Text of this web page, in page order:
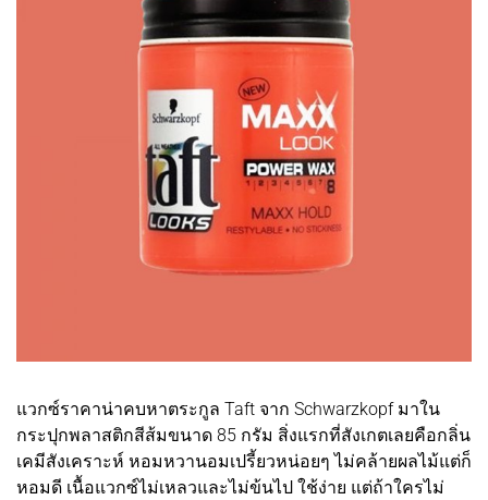
แวกซ์ราคาน่าคบหาตระกูล Taft จาก Schwarzkopf มาใน
กระปุกพลาสติกสีส้มขนาด 85 กรัม สิ่งแรกที่สังเกตเลยคือกลิ่น
เคมีสังเคราะห์ หอมหวานอมเปรี้ยวหน่อยๆ ไม่คล้ายผลไม้แต่ก็
หอมดี เนื้อแวกซ์ไม่เหลวและไม่ข้นไป ใช้ง่าย แต่ถ้าใครไม่